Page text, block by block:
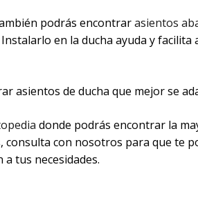
podrás encontrarasientos
en la ducha ayuda y facilita
asientos de ducha que mejor se
donde podrás encontrar la
consulta con nosotros para que te
tus necesidades.